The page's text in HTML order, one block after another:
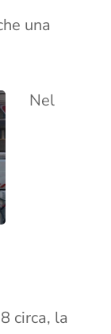
una
Nel
circa, la